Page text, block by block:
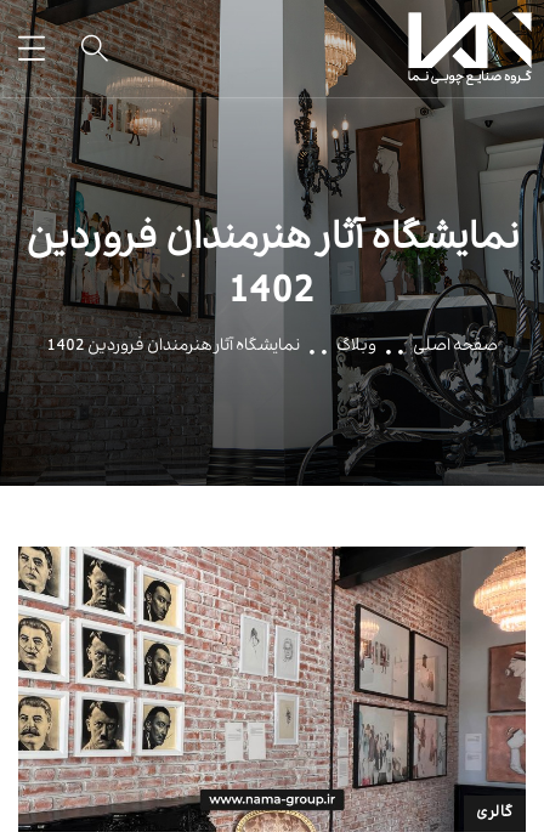
نمایشگاه آثار هنرمندان فروردین
1402
صفحه اصلی وبلاگ نمایشگاه آثار هنرمندان فروردین 1402
گالری